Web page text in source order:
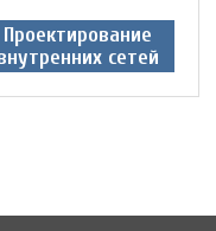
Проектирование
сетей